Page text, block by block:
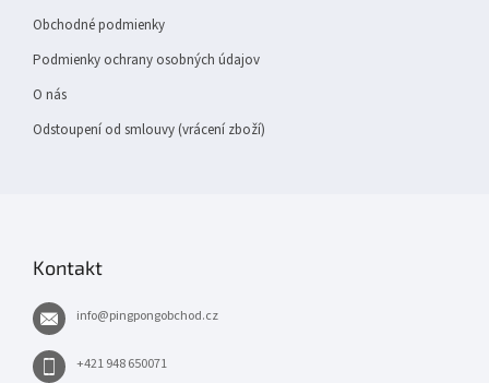
Obchodné podmienky
Podmienky ochrany osobných údajov
O nás
Odstoupení od smlouvy (vrácení zboží)
Kontakt
info@pingpongobchod.cz
+421 948 650071